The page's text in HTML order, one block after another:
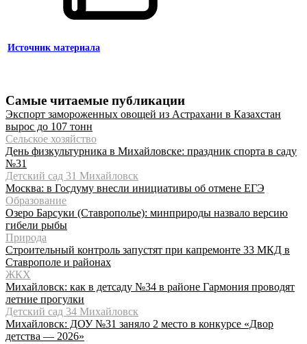
Источник материала
Самые читаемые публикации
Экспорт замороженных овощей из Астрахани в Казахстан
вырос до 107 тонн
Сельское хозяйство
День физкультурника в Михайловске: праздник спорта в саду
№31
Детский сад 31 Михайловск
Москва: в Госдуму внесли инициативы об отмене ЕГЭ
Образование
Озеро Барсуки (Ставрополье): минприроды назвало версию
гибели рыбы
Природа
Строительный контроль запустят при капремонте 33 МКД в
Ставрополе и районах
ЖКХ
Михайловск: как в детсаду №34 в районе Гармония проводят
летние прогулки
Детский сад 34 Михайловск
Михайловск: ДОУ №31 заняло 2 место в конкурсе «Двор
детства — 2026»